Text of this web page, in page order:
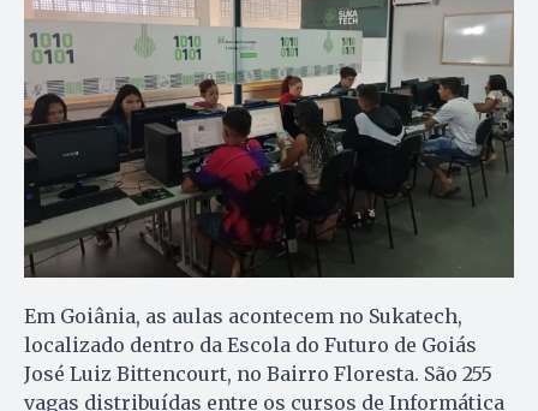
Em Goiânia, as aulas acontecem no Sukatech,
localizado dentro da Escola do Futuro de Goiás
José Luiz Bittencourt, no Bairro Floresta. São 255
vagas distribuídas entre os cursos de Informática